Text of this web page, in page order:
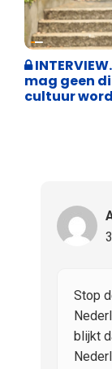
mag geen
cultuur
Stop
blijkt